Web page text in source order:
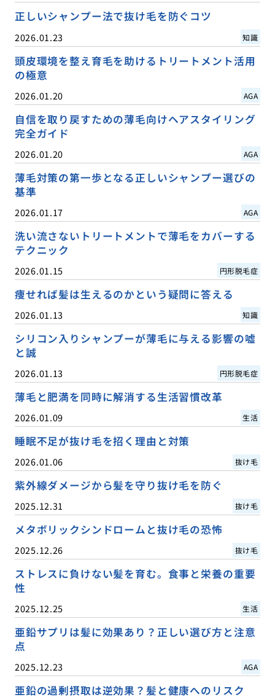
正しいシャンプー法で抜け毛を防ぐコツ
2026.01.23 知識
頭皮環境を整え育毛を助けるトリートメント活用
の極意
2026.01.20 AGA
自信を取り戻すための薄毛向けヘアスタイリング
完全ガイド
2026.01.20 AGA
薄毛対策の第一歩となる正しいシャンプー選びの
基準
2026.01.17 AGA
洗い流さないトリートメントで薄毛をカバーする
テクニック
2026.01.15 円形脱毛症
痩せれば髪は生えるのかという疑問に答える
2026.01.13 知識
シリコン入りシャンプーが薄毛に与える影響の嘘
と誠
2026.01.13 円形脱毛症
薄毛と肥満を同時に解消する生活習慣改革
2026.01.09 生活
睡眠不足が抜け毛を招く理由と対策
2026.01.06 抜け毛
紫外線ダメージから髪を守り抜け毛を防ぐ
2025.12.31 抜け毛
メタボリックシンドロームと抜け毛の恐怖
2025.12.26 抜け毛
ストレスに負けない髪を育む。食事と栄養の重要
性
2025.12.25 生活
亜鉛サプリは髪に効果あり？正しい選び方と注意
点
2025.12.23 AGA
亜鉛の過剰摂取は逆効果？髪と健康へのリスク